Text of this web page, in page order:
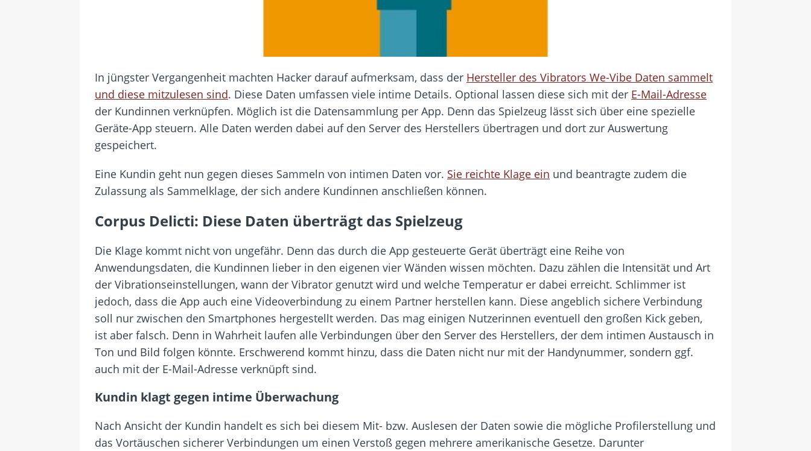
In jüngster Vergangenheit machten Hacker darauf aufmerksam, dass der Hersteller des Vibrators We-Vibe Daten sammelt
und diese mitzulesen sind. Diese Daten umfassen viele intime Details. Optional lassen diese sich mit der E-Mail-Adresse
der Kundinnen verknüpfen. Möglich ist die Datensammlung per App. Denn das Spielzeug lässt sich über eine spezielle
Geräte-App steuern. Alle Daten werden dabei auf den Server des Herstellers übertragen und dort zur Auswertung
gespeichert.
Eine Kundin geht nun gegen dieses Sammeln von intimen Daten vor. Sie reichte Klage ein und beantragte zudem die
Zulassung als Sammelklage, der sich andere Kundinnen anschließen können.
Corpus Delicti: Diese Daten überträgt das Spielzeug
Die Klage kommt nicht von ungefähr. Denn das durch die App gesteuerte Gerät überträgt eine Reihe von
Anwendungsdaten, die Kundinnen lieber in den eigenen vier Wänden wissen möchten. Dazu zählen die Intensität und Art
der Vibrationseinstellungen, wann der Vibrator genutzt wird und welche Temperatur er dabei erreicht. Schlimmer ist
jedoch, dass die App auch eine Videoverbindung zu einem Partner herstellen kann. Diese angeblich sichere Verbindung
soll nur zwischen den Smartphones hergestellt werden. Das mag einigen Nutzerinnen eventuell den großen Kick geben,
ist aber falsch. Denn in Wahrheit laufen alle Verbindungen über den Server des Herstellers, der dem intimen Austausch in
Ton und Bild folgen könnte. Erschwerend kommt hinzu, dass die Daten nicht nur mit der Handynummer, sondern ggf.
auch mit der E-Mail-Adresse verknüpft sind.
Kundin klagt gegen intime Überwachung
Nach Ansicht der Kundin handelt es sich bei diesem Mit- bzw. Auslesen der Daten sowie die mögliche Profilerstellung und
das Vortäuschen sicherer Verbindungen um einen Verstoß gegen mehrere amerikanische Gesetze. Darunter